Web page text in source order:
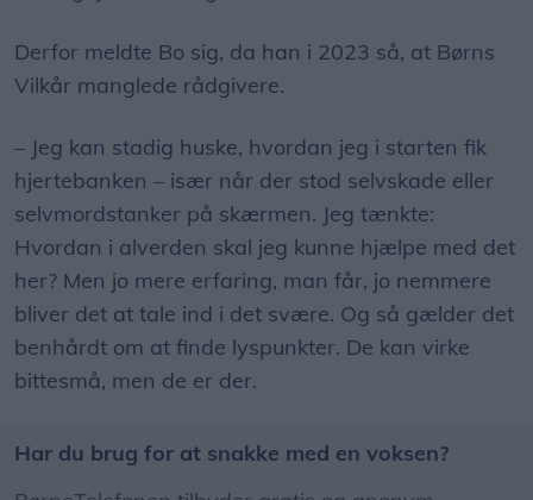
pårørende eller efterladt til selvmord.
hvor det kan være svært at komme igennem. Er
du akut selvmordstruet, skal du kontakte 112.
Kilde: Livslinien
Derfor meldte Bo sig, da han i 2023 så, at Børns
Vilkår manglede rådgivere.
– Jeg kan stadig huske, hvordan jeg i starten fik
hjertebanken – især når der stod selvskade eller
selvmordstanker på skærmen. Jeg tænkte:
Hvordan i alverden skal jeg kunne hjælpe med det
her? Men jo mere erfaring, man får, jo nemmere
bliver det at tale ind i det svære. Og så gælder det
benhårdt om at finde lyspunkter. De kan virke
bittesmå, men de er der.
Har du brug for at snakke med en voksen?